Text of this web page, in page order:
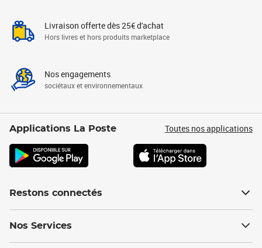
Livraison offerte dès 25€ d'achat
Hors livres et hors produits marketplace
Nos engagements
sociétaux et environnementaux
Applications La Poste Toutes nos applications
Restons connectés
Nos Services